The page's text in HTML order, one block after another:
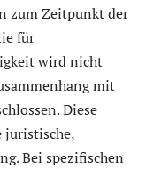
zum Zeitpunkt der
für
wird nicht
mit
Diese
juristische,
Bei spezifischen